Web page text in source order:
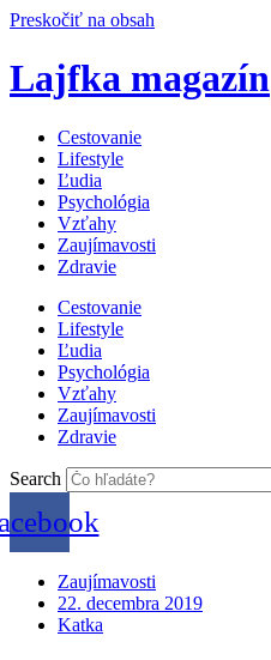
Preskočiť na obsah
Lajfka magazín
Cestovanie
Lifestyle
Ľudia
Psychológia
Vzťahy
Zaujímavosti
Zdravie
Cestovanie
Lifestyle
Ľudia
Psychológia
Vzťahy
Zaujímavosti
Zdravie
Search
Zaujímavosti
22. decembra 2019
Katka